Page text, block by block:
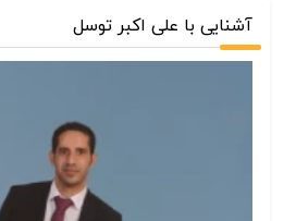
آشنایی با علی اکبر توسل